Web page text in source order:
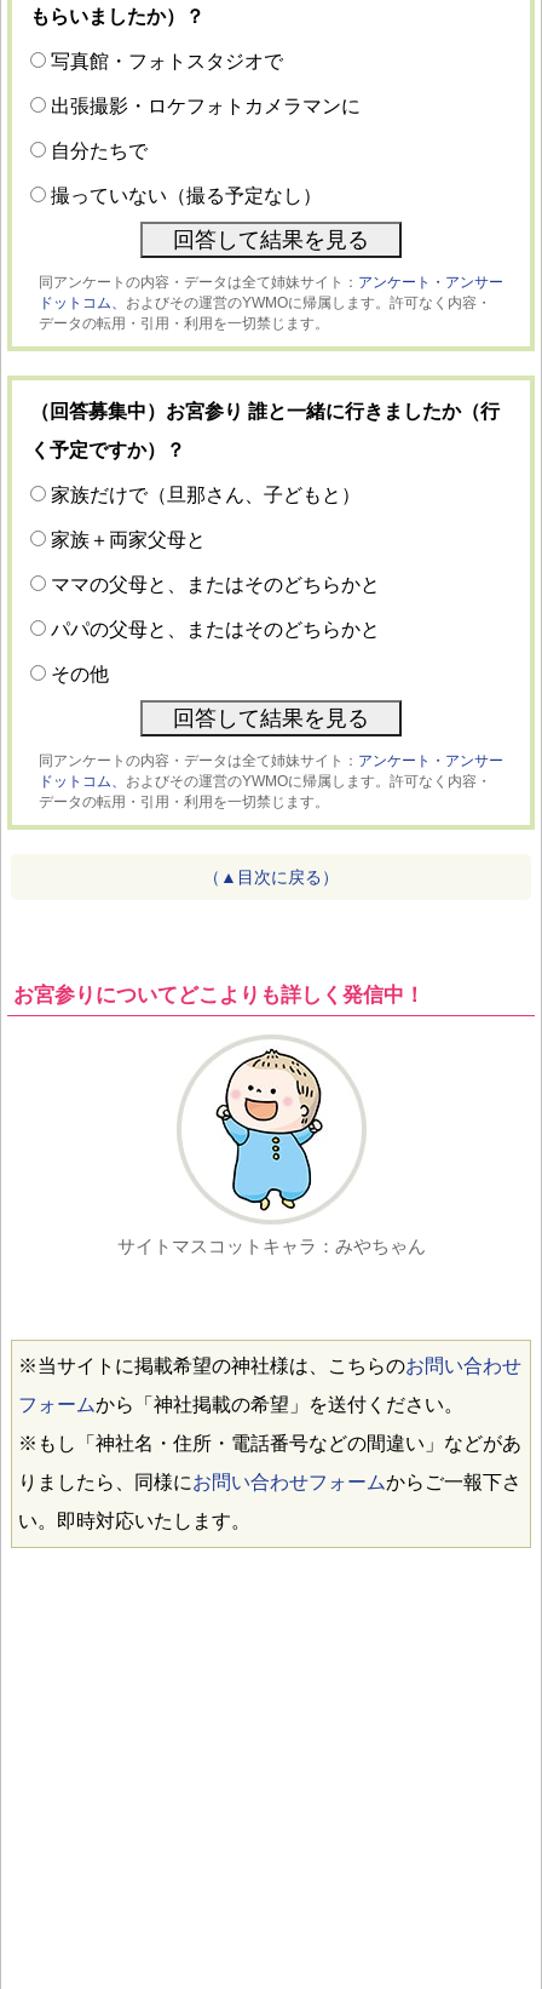
もらいましたか）？
写真館・フォトスタジオで
出張撮影・ロケフォトカメラマンに
自分たちで
撮っていない（撮る予定なし）
同アンケートの内容・データは全て姉妹サイト： アンケート・アンサー
ドットコム、 およびその運営のYWMOに帰属します。許可なく内容・
データの転用・引用・利用を一切禁じます。
（回答募集中）お宮参り 誰と一緒に行きましたか（行
く予定ですか）？
家族だけで（旦那さん、子どもと）
家族＋両家父母と
ママの父母と、またはそのどちらかと
パパの父母と、またはそのどちらかと
その他
同アンケートの内容・データは全て姉妹サイト： アンケート・アンサー
ドットコム、 およびその運営のYWMOに帰属します。許可なく内容・
データの転用・引用・利用を一切禁じます。
（▲目次に戻る）
お宮参りについてどこよりも詳しく発信中！
サイトマスコットキャラ：みやちゃん
※当サイトに掲載希望の神社様は、こちらのお問い合わせ
フォームから「神社掲載の希望」を送付ください。
※もし「神社名・住所・電話番号などの間違い」などがあ
りましたら、同様にお問い合わせフォームからご一報下さ
い。即時対応いたします。